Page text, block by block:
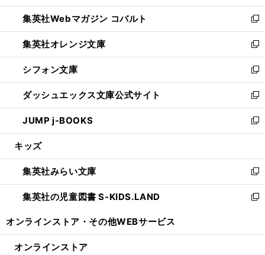
開
く
ウ
で
開
く
ン
ド
ウ
で
開
く
ウ
ィ
ン
ド
ウ
で
開
く
集英社Webマガジン コバルト
新
し
い
ウ
ィ
ン
ド
ウ
で
開
集英社オレンジ文庫
新
し
い
ウ
ィ
ン
ド
ウ
開
く
シフォン文庫
新
し
い
ウ
ィ
ン
ウ
で
開
く
ダッシュエックス文庫公式サイト
新
し
い
ウ
ン
ド
ウ
で
JUMP j-BOOKS
新
し
ウ
ィ
ン
ド
開
キッズ
集英社みらい文庫
新
し
い
ン
集英社の児童図書 S-KIDS.LAND
新
ウ
オンラインストア・ その他WEBサービス
オンラインストア